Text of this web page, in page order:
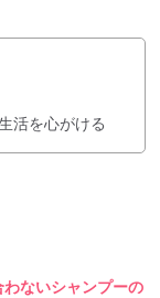
活を心がける
ないシャンプーの